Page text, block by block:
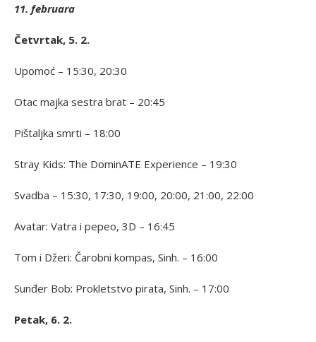
11. februara
Četvrtak, 5. 2.
Upomoć – 15:30, 20:30
Otac majka sestra brat – 20:45
Pištaljka smrti – 18:00
Stray Kids: The DominATE Experience – 19:30
Svadba – 15:30, 17:30, 19:00, 20:00, 21:00, 22:00
Avatar: Vatra i pepeo, 3D – 16:45
Tom i Džeri: Čarobni kompas, Sinh. – 16:00
Sunđer Bob: Prokletstvo pirata, Sinh. – 17:00
Petak, 6. 2.